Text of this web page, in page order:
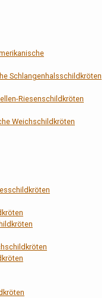
Schlangenhalsschildkröten
Riesenschildkröten
Weichschildkröten